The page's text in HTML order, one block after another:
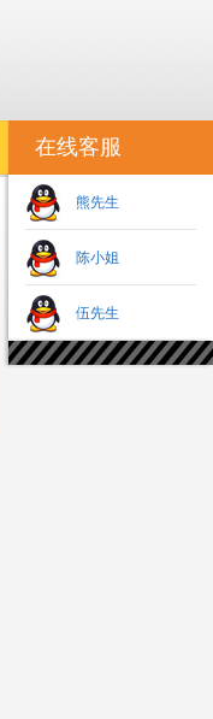
在线客服
熊先生
陈小姐
伍先生